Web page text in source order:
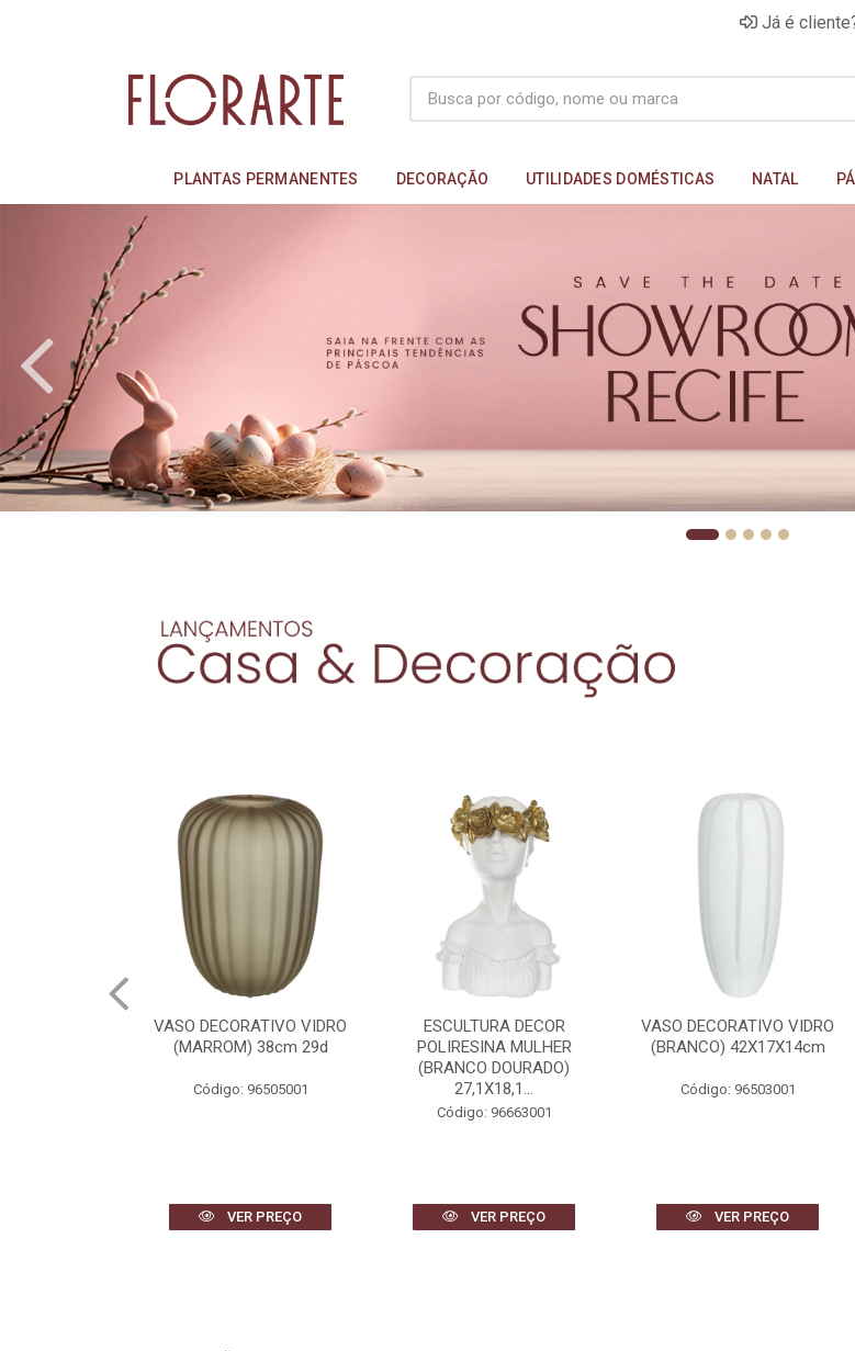
Já é
PLANTAS PERMANENTES DECORAÇÃO UTILIDADES DOMÉSTICAS NATAL
ESCULTURA DECOR
POLIRESINA MULHER
27,1X18,1...
VER PREÇO
VASO DECORATIVO VIDRO
(BRANCO) 42X17X14cm
Código: 96503001
VER PREÇO
VASO DECORATIVO
CERAMICA 3D (BEGE) 26cm
Código: 96881001
VER PREÇO